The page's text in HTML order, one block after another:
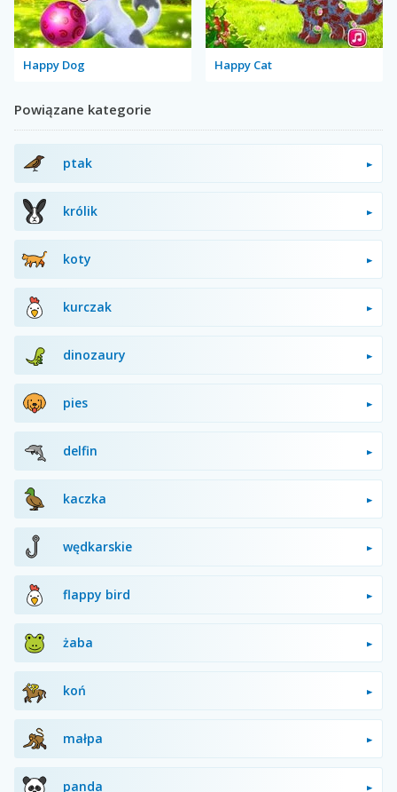
Happy Dog Happy Cat
Powiązane kategorie
ptak
królik
koty
kurczak
dinozaury
pies
delfin
kaczka
wędkarskie
flappy bird
żaba
koń
małpa
panda